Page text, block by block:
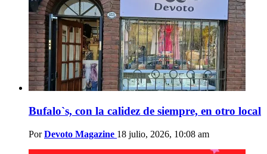
Bufalo`s, con la calidez de siempre, en otro local
Por Devoto Magazine 18 julio, 2026, 10:08 am